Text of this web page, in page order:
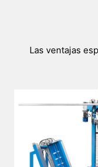
Las ventajas